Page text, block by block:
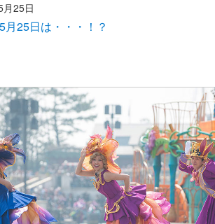
25日
月25日は・・・！？